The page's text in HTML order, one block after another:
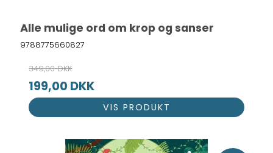
Alle mulige ord om krop og sanser
9788775660827
349,00 DKK
199,00 DKK
VIS PRODUKT